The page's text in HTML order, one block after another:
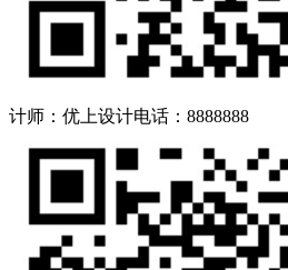
计师：优上设计电话：8888888